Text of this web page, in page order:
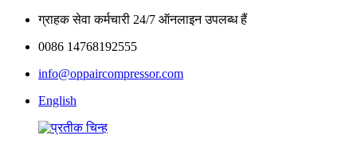
ग्राहक सेवा कर्मचारी 24/7 ऑनलाइन उपलब्ध हैं
0086 14768192555
info@oppaircompressor.com
English